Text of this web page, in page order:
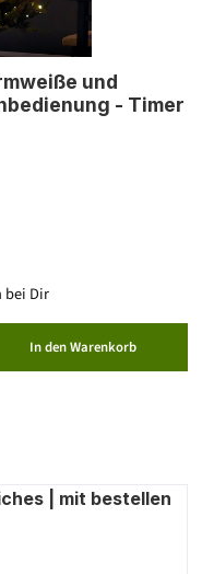
und
- Timer
bei Dir
In den Warenkorb
| mit bestellen